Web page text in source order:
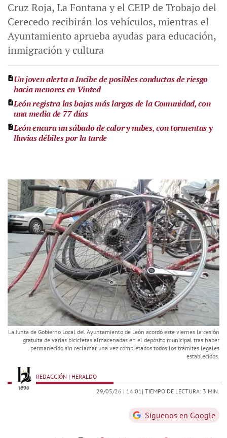
Cruz Roja, La Fontana y el CEIP de Trobajo del
Cerecedo recibirán los vehículos, mientras el
Ayuntamiento aprueba ayudas para educación,
inmigración y cultura
Un joven alerta a Incibe de posibles conductas de riesgo
hacia menores en Vinted
León registra las bajas más largas de la Comunidad, con
una media de 77 días
León encara un sábado de calor y nubes, con tormentas y
lluvias débiles por la tarde
La Junta de Gobierno Local del Ayuntamiento de León acordó este viernes la cesión
gratuita de varias bicicletas almacenadas en el depósito municipal tras haber
permanecido sin reclamar una vez completados todos los trámites legales
establecidos.
REDACCIÓN | HERALDO
29/05/26 | 14:01 | TIEMPO DE LECTURA: 3 MIN.
Síguenos en Google